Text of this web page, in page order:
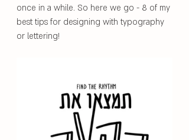
once in a while. So here we go - 8 of my
best tips for designing with typography
or lettering!